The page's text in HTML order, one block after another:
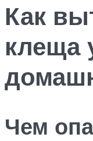
Как
клеща
Чем